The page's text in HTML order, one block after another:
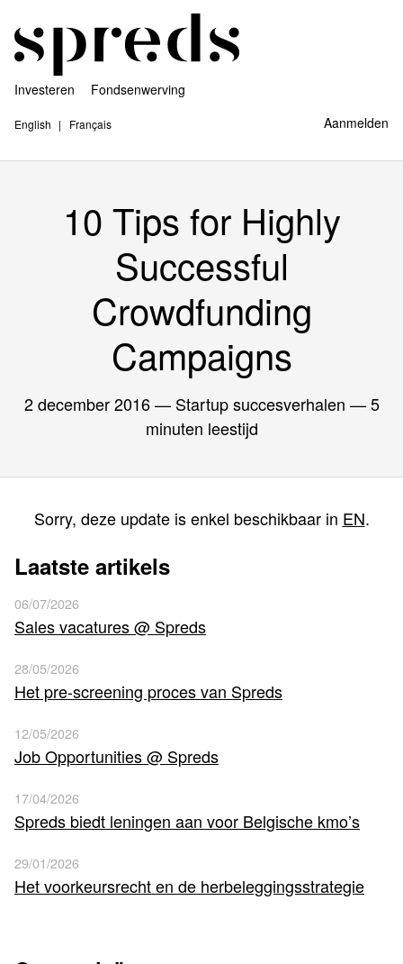
Investeren Fondsenwerving
English Français Aanmelden
10 Tips for Highly
Successful
Crowdfunding
Campaigns
2 december 2016— Startup succesverhalen — 5
minuten leestijd
Sorry, deze update is enkel beschikbaar in EN.
Laatste artikels
06/07/2026
Sales vacatures @ Spreds
28/05/2026
Het pre-screening proces van Spreds
12/05/2026
Job Opportunities @ Spreds
17/04/2026
Spreds biedt leningen aan voor Belgische kmo’s
29/01/2026
Het voorkeursrecht en de herbeleggingsstrategie